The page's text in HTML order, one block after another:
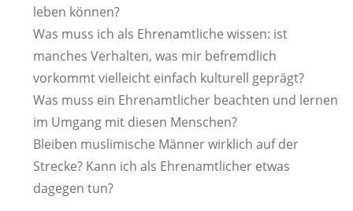
leben können?
Was muss ich als Ehrenamtliche wissen: ist
manches Verhalten, was mir befremdlich
vorkommt vielleicht einfach kulturell geprägt?
Was muss ein Ehrenamtlicher beachten und lernen
im Umgang mit diesen Menschen?
Bleiben muslimische Männer wirklich auf der
Strecke? Kann ich als Ehrenamtlicher etwas
dagegen tun?